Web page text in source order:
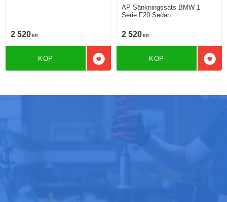
2 520 KR
Lägg till i favoriter
KÖP
AP Sänkningssats BMW 1
Serie F20 Sedan
2 520 KR
KÖP